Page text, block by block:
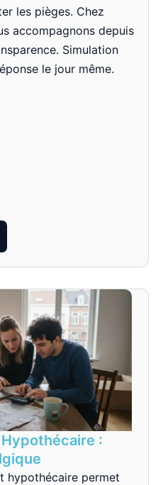
les pièges. Chez
accompagnons depuis
Simulation
le jour même.
:
hypothécaire permet